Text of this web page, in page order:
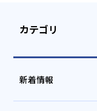
カテゴリ
新着情報